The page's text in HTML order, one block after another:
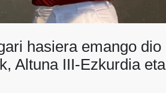
hasiera emango dio
Altuna III-Ezkurdia eta